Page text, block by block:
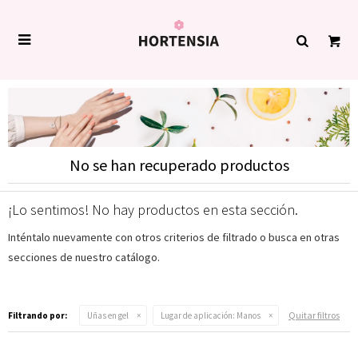

No se han recuperado productos
¡Lo sentimos! No hay productos en esta sección.
Inténtalo nuevamente con otros criterios de filtrado o busca en otras
secciones de nuestro catálogo.
Filtrando por: Uñas en gel Lugar de aplicación: Manos Quitar filtros